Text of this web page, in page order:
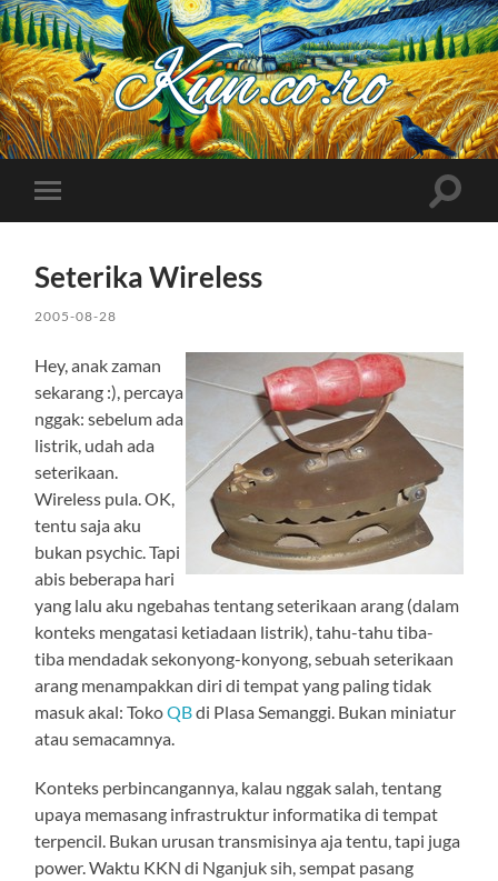
Kuncoro++
Toggle
mobile
Toggle
Seterika Wireless
2005-08-28
Hey, anak zaman
sekarang :), percaya
nggak: sebelum ada
listrik, udah ada
seterikaan.
Wireless pula. OK,
tentu saja aku
bukan psychic. Tapi
abis beberapa hari
yang lalu aku ngebahas tentang seterikaan arang (dalam
konteks mengatasi ketiadaan listrik), tahu-tahu tiba-
tiba mendadak sekonyong-konyong, sebuah seterikaan
arang menampakkan diri di tempat yang paling tidak
masuk akal: TokoQBdi Plasa Semanggi. Bukan miniatur
atau semacamnya.
Konteks perbincangannya, kalau nggak salah, tentang
upaya memasang infrastruktur informatika di tempat
terpencil. Bukan urusan transmisinya aja tentu, tapi juga
power. Waktu KKN di Nganjuk sih, sempat pasang